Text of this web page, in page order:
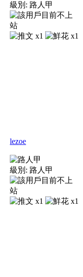
級別: 路人甲
x1 x1
lezoe
級別: 路人甲
x1 x1